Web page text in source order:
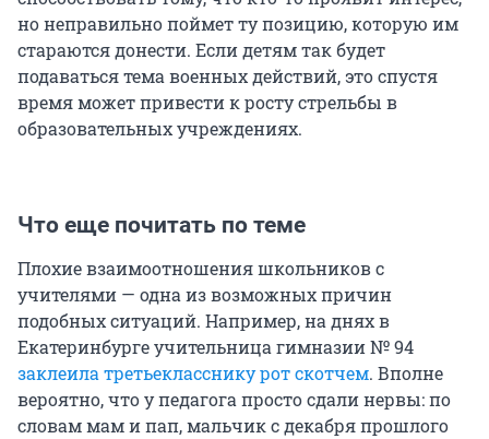
но неправильно поймет ту позицию, которую им
стараются донести. Если детям так будет
подаваться тема военных действий, это спустя
время может привести к росту стрельбы в
образовательных учреждениях.
Что еще почитать по теме
Плохие взаимоотношения школьников с
учителями — одна из возможных причин
подобных ситуаций. Например, на днях в
Екатеринбурге учительница гимназии № 94
заклеила третьекласснику рот скотчем. Вполне
вероятно, что у педагога просто сдали нервы: по
словам мам и пап, мальчик с декабря прошлого